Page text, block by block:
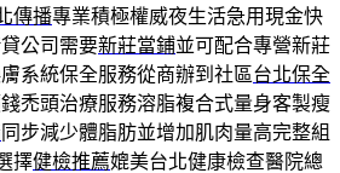
傳播專業積極權威夜生活急用現金快
公司需要新莊當鋪並可配合專營新莊
系統保全服務從商辦到社區台北保全
禿頭治療服務溶脂複合式量身客製瘦
同步減少體脂肪並增加肌肉量高完整組
擇健檢推薦媲美台北健康檢查醫院總